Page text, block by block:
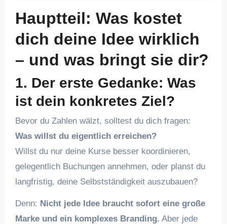
Hauptteil: Was kostet
dich deine Idee wirklich
– und was bringt sie dir?
1. Der erste Gedanke: Was
ist dein konkretes Ziel?
Bevor du Zahlen wälzt, solltest du dich fragen:
Was willst du eigentlich erreichen?
Willst du nur deine Kurse besser koordinieren,
gelegentlich Buchungen annehmen, oder planst du
langfristig, deine Selbstständigkeit auszubauen?
Denn: Nicht jede Idee braucht sofort eine große
Marke und ein komplexes Branding. Aber jede